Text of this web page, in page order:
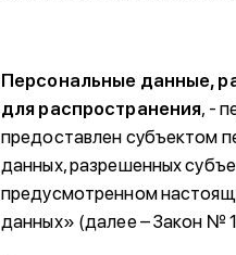
Персональные данные,
для распространения, -
предоставлен субъектом
данных, разрешенных
предусмотренном
данных» (далее – Закон №